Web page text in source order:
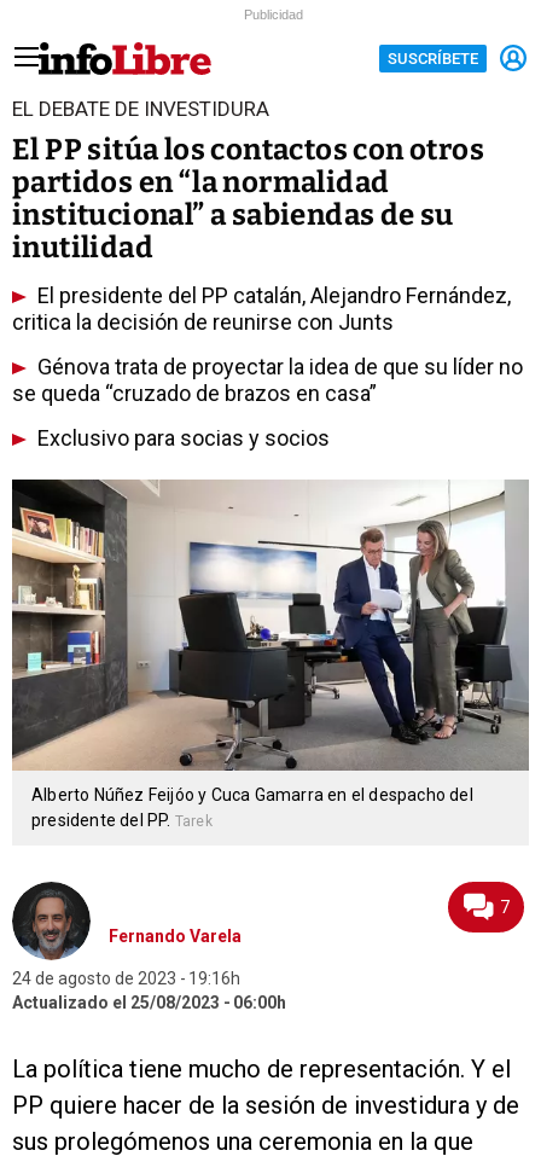
Publicidad
SUSCRÍBETE
EL DEBATE DE INVESTIDURA
El PP sitúa los contactos con otros
partidos en “la normalidad
institucional” a sabiendas de su
inutilidad
El presidente del PP catalán, Alejandro Fernández,
critica la decisión de reunirse con Junts
Génova trata de proyectar la idea de que su líder no
se queda “cruzado de brazos en casa”
Exclusivo para socias y socios
Alberto Núñez Feijóo y Cuca Gamarra en el despacho del
presidente del PP. Tarek
Fernando Varela
24 de agosto de 2023
19:16h
Actualizado el 25/08/2023
06:00h
7
La política tiene mucho de representación. Y el
PP quiere hacer de la sesión de investidura y de
sus prolegómenos una ceremonia en la que